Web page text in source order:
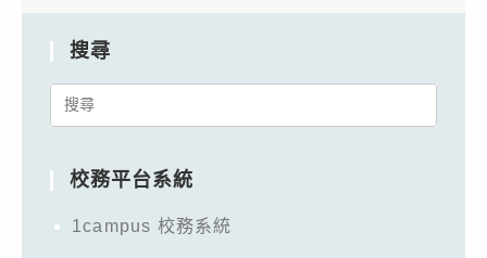
搜尋
Search
校務平台系統
1campus 校務系統